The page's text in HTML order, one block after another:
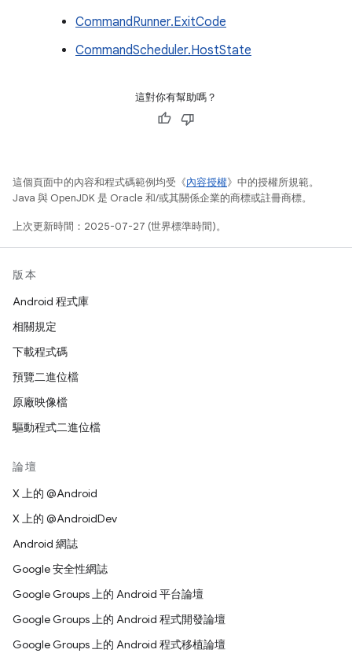
CommandRunner.ExitCode
CommandScheduler.HostState
這對你有幫助嗎？
這個頁面中的內容和程式碼範例均受《內容授權》中的授權所規範。
Java 與 OpenJDK 是 Oracle 和/或其關係企業的商標或註冊商標。
上次更新時間：2025-07-27 (世界標準時間)。
版本
Android 程式庫
相關規定
下載程式碼
預覽二進位檔
原廠映像檔
驅動程式二進位檔
論壇
X 上的 @Android
X 上的 @AndroidDev
Android 網誌
Google 安全性網誌
Google Groups 上的 Android 平台論壇
Google Groups 上的 Android 程式開發論壇
Google Groups 上的 Android 程式移植論壇